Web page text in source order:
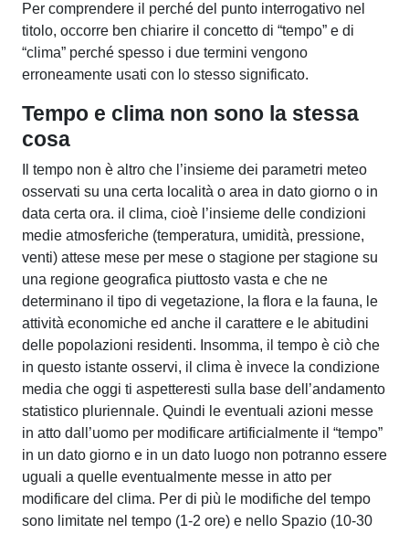
Per comprendere il perché del punto interrogativo nel
titolo, occorre ben chiarire il concetto di “tempo” e di
“clima” perché spesso i due termini vengono
erroneamente usati con lo stesso significato.
Tempo e clima non sono la stessa
cosa
Il tempo non è altro che l’insieme dei parametri meteo
osservati su una certa località o area in dato giorno o in
data certa ora. il clima, cioè l’insieme delle condizioni
medie atmosferiche (temperatura, umidità, pressione,
venti) attese mese per mese o stagione per stagione su
una regione geografica piuttosto vasta e che ne
determinano il tipo di vegetazione, la flora e la fauna, le
attività economiche ed anche il carattere e le abitudini
delle popolazioni residenti. Insomma, il tempo è ciò che
in questo istante osservi, il clima è invece la condizione
media che oggi ti aspetteresti sulla base dell’andamento
statistico pluriennale. Quindi le eventuali azioni messe
in atto dall’uomo per modificare artificialmente il “tempo”
in un dato giorno e in un dato luogo non potranno essere
uguali a quelle eventualmente messe in atto per
modificare del clima. Per di più le modifiche del tempo
sono limitate nel tempo (1-2 ore) e nello Spazio (10-30